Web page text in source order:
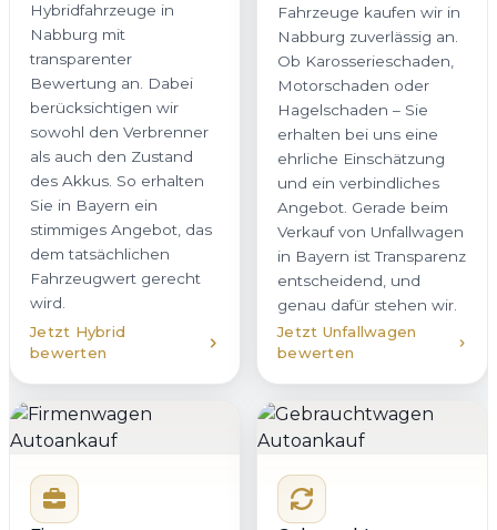
Hybridfahrzeuge in
Nabburg mit
transparenter
Bewertung an. Dabei
berücksichtigen wir
sowohl den Verbrenner
als auch den Zustand
des Akkus. So erhalten
Sie in Bayern ein
stimmiges Angebot, das
dem tatsächlichen
Fahrzeugwert gerecht
wird.
Jetzt Hybrid
bewerten
Fahrzeuge kaufen wir in
Nabburg zuverlässig an.
Ob Karosserieschaden,
Motorschaden oder
Hagelschaden – Sie
erhalten bei uns eine
ehrliche Einschätzung
und ein verbindliches
Angebot. Gerade beim
Verkauf von Unfallwagen
in Bayern ist Transparenz
entscheidend, und
genau dafür stehen wir.
Jetzt Unfallwagen
bewerten